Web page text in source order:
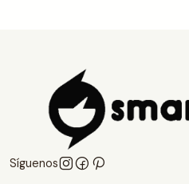
Síguenos